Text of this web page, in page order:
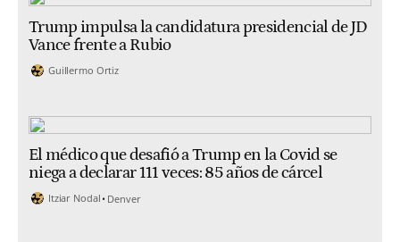
Trump impulsa la candidatura presidencial de JD
Vance frente a Rubio
Guillermo Ortiz
El médico que desafió a Trump en la Covid se
niega a declarar 111 veces: 85 años de cárcel
Itziar Nodal Denver